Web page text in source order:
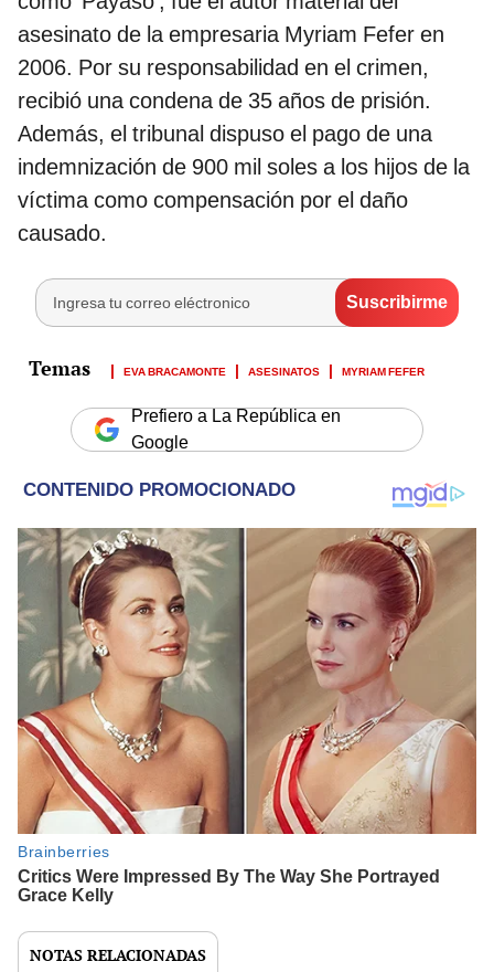
asesinato de la empresaria Myriam Fefer en
2006. Por su responsabilidad en el crimen,
recibió una condena de 35 años de prisión.
Además, el tribunal dispuso el pago de una
indemnización de 900 mil soles a los hijos de la
víctima como compensación por el daño
causado.
EVA BRACAMONTE ASESINATOS MYRIAM FEFER
Prefiero a La República en
Google
NOTAS RELACIONADAS